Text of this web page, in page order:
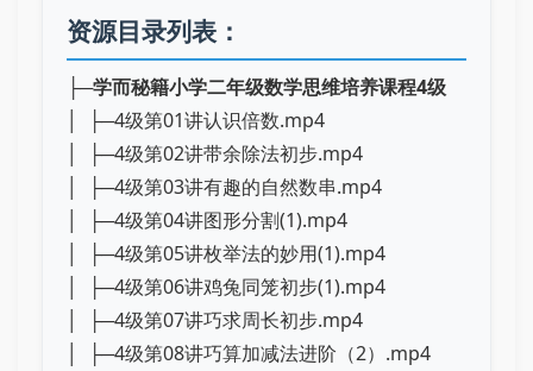
资源目录列表：
├─学而秘籍小学二年级数学思维培养课程4级
│ ├─4级第01讲认识倍数.mp4
│ ├─4级第02讲带余除法初步.mp4
│ ├─4级第03讲有趣的自然数串.mp4
│ ├─4级第04讲图形分割(1).mp4
│ ├─4级第05讲枚举法的妙用(1).mp4
│ ├─4级第06讲鸡兔同笼初步(1).mp4
│ ├─4级第07讲巧求周长初步.mp4
│ ├─4级第08讲巧算加减法进阶（2）.mp4